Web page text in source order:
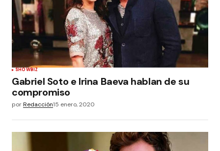
SHOWBIZ
Gabriel Soto e Irina Baeva hablan de su
compromiso
porRedacción15 enero, 2020